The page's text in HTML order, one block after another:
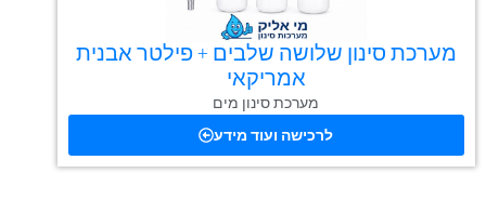
מערכת סינון שלושה שלבים + פילטר אבנית
אמריקאי
מערכת סינון מים
לרכישה ועוד מידע